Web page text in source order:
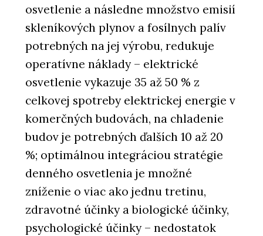
osvetlenie a následne množstvo emisií
skleníkových plynov a fosílnych palív
potrebných na jej výrobu, redukuje
operatívne náklady – elektrické
osvetlenie vykazuje 35 až 50 % z
celkovej spotreby elektrickej energie v
komerčných budovách, na chladenie
budov je potrebných ďalších 10 až 20
%; optimálnou integráciou stratégie
denného osvetlenia je množné
zníženie o viac ako jednu tretinu,
zdravotné účinky a biologické účinky,
psychologické účinky – nedostatok